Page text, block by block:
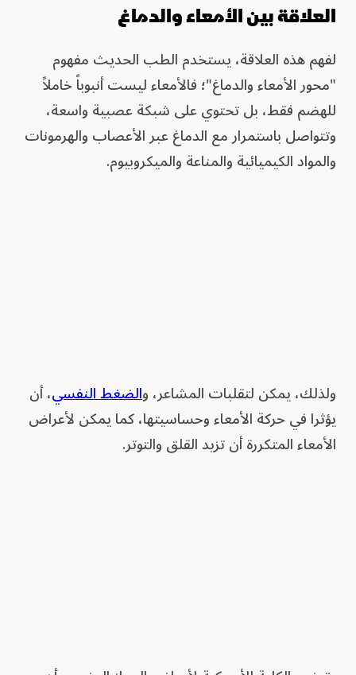
العلاقة بين الأمعاء والدماغ
لفهم هذه العلاقة، يستخدم الطب الحديث مفهوم
"محور الأمعاء والدماغ"؛ فالأمعاء ليست أنبوباً خاملاً
للهضم فقط، بل تحتوي على شبكة عصبية واسعة،
وتتواصل باستمرار مع الدماغ عبر الأعصاب والهرمونات
والمواد الكيميائية والمناعة والميكروبيوم.
ولذلك، يمكن لتقلبات المشاعر، والضغط النفسي، أن
يؤثرا في حركة الأمعاء وحساسيتها، كما يمكن لأعراض
الأمعاء المتكررة أن تزيد القلق والتوتر.